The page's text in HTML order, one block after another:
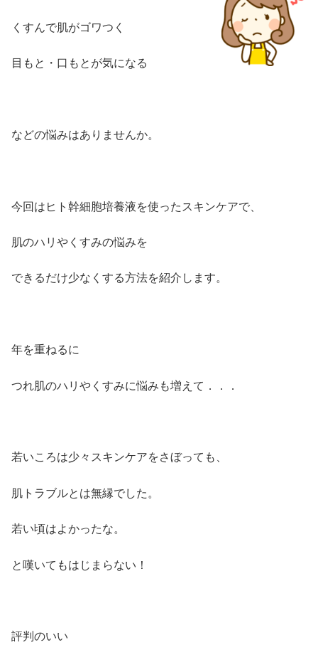
くすんで肌がゴワつく
目もと・口もとが気になる
などの悩みはありませんか。
今回はヒト幹細胞培養液を使ったスキンケアで、
肌のハリやくすみの悩みを
できるだけ少なくする方法を紹介します。
年を重ねるに
つれ肌のハリやくすみに悩みも増えて．．．
若いころは少々スキンケアをさぼっても、
肌トラブルとは無縁でした。
若い頃はよかったな。
と嘆いてもはじまらない！
評判のいい